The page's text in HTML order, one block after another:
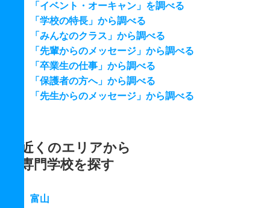
「イベント・オーキャン」を調べる
「学校の特長」から調べる
「みんなのクラス」から調べる
「先輩からのメッセージ」から調べる
「卒業生の仕事」から調べる
「保護者の方へ」から調べる
「先生からのメッセージ」から調べる
近くのエリアから
専門学校を探す
富山